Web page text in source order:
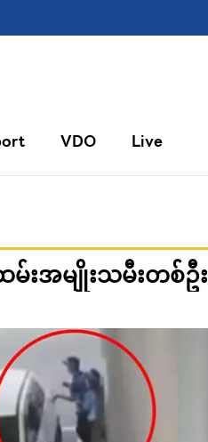
VDO Live
မျိုးသမီးတစ်ဦး